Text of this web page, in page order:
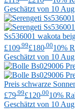
Geschätzt von 10
Ss536001 wakota
£109 .99£180 .0010%
Geschätzt von 10
Preis schwarze
£79 .99£120 .0010%
Geschätzt von 10